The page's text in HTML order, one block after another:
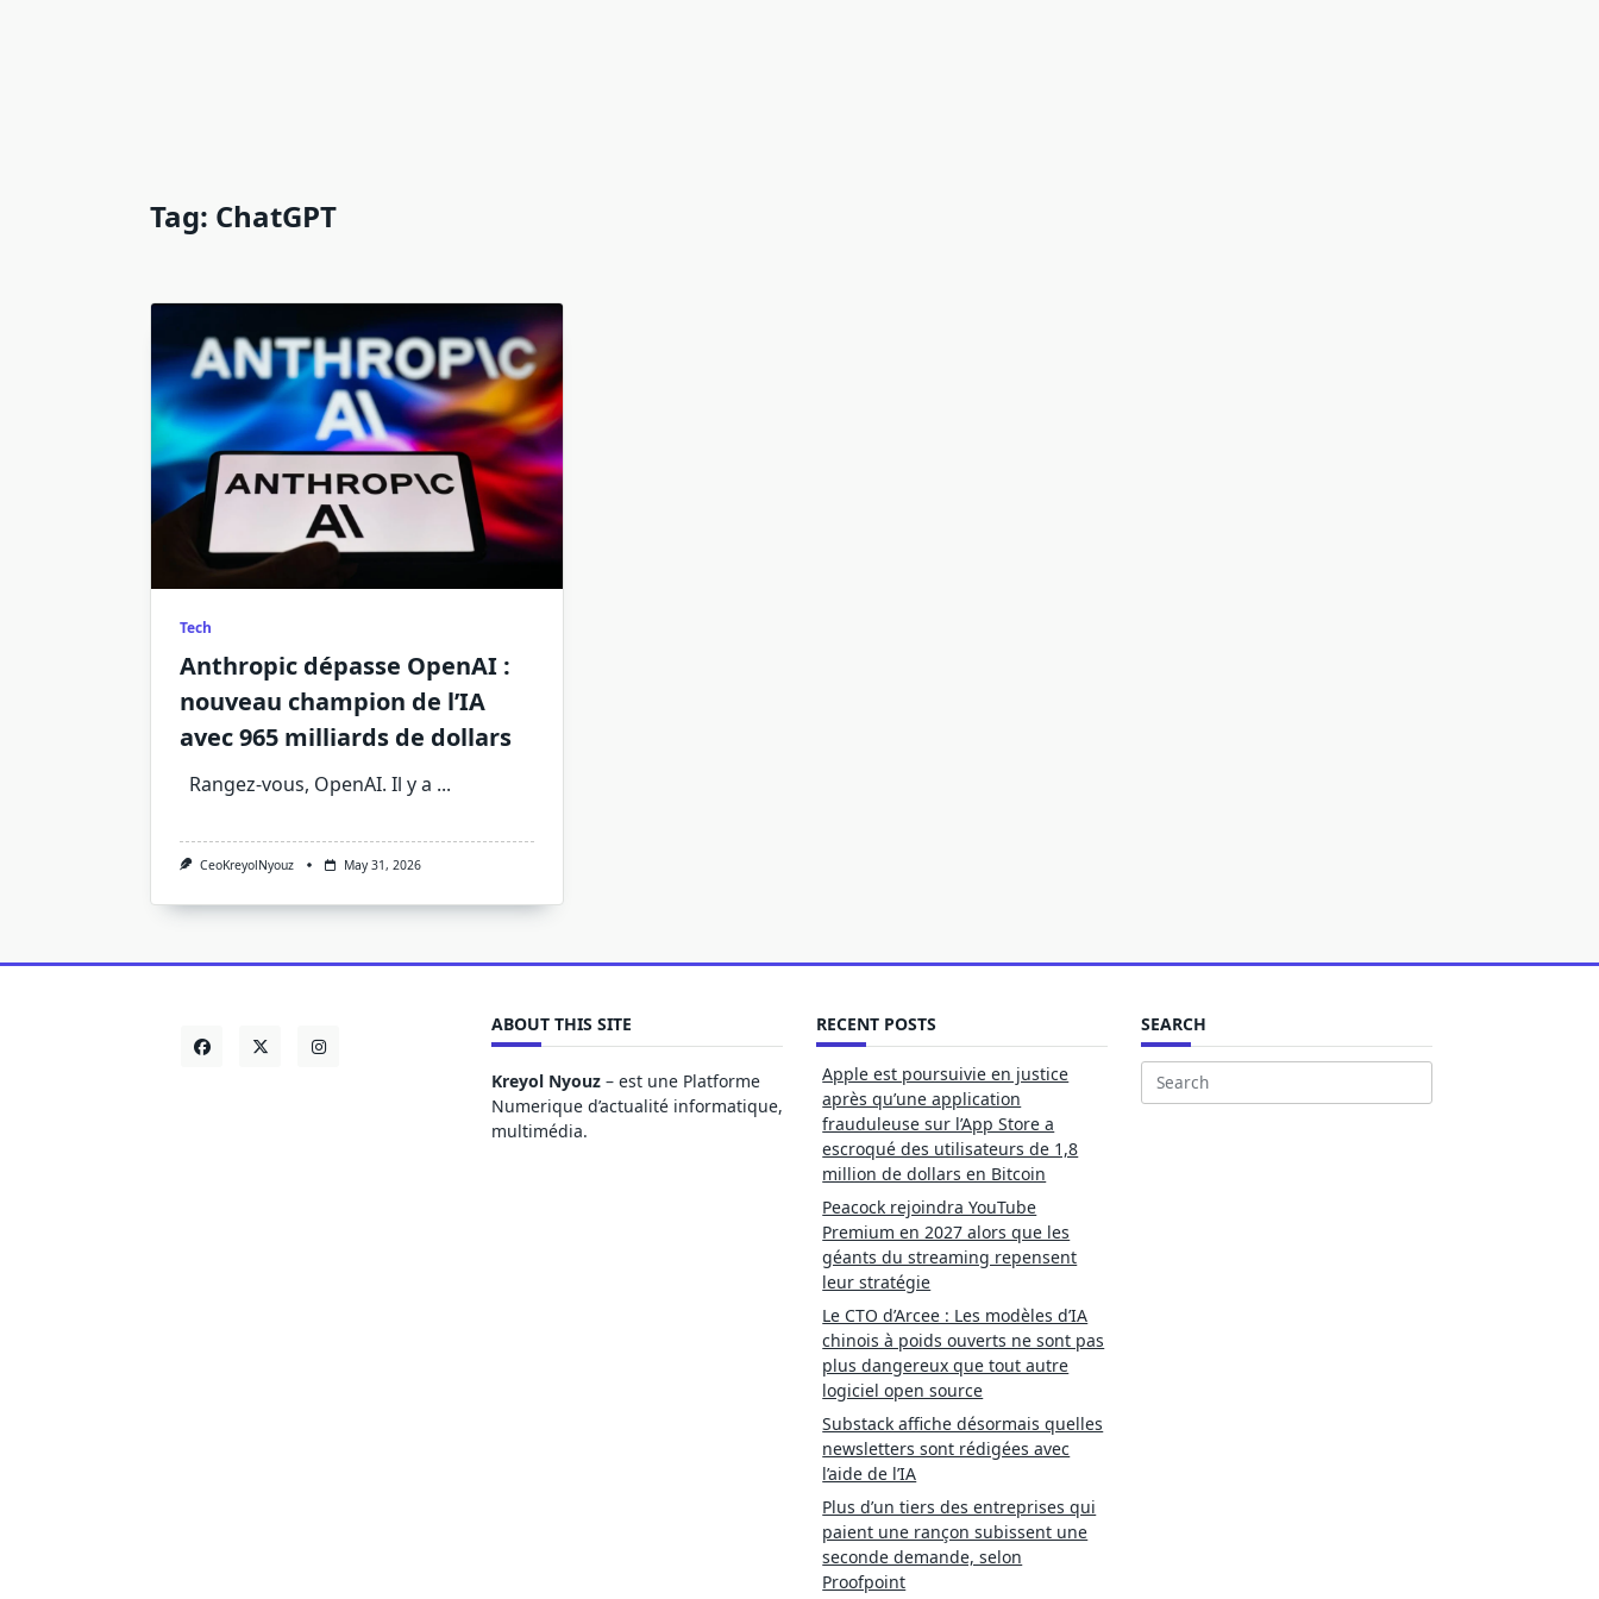
Tag: ChatGPT
Tech
Anthropic dépasse OpenAI :
nouveau champion de l’IA
avec 965 milliards de dollars
Rangez-vous, OpenAI. Il y a ...
CeoKreyolNyouz May 31, 2026
ABOUT THIS SITE
Kreyol Nyouz – est une Platforme
Numerique d’actualité informatique,
multimédia.
RECENT POSTS
Apple est poursuivie en justice
après qu’une application
frauduleuse sur l’App Store a
escroqué des utilisateurs de 1,8
million de dollars en Bitcoin
Peacock rejoindra YouTube
Premium en 2027 alors que les
géants du streaming repensent
leur stratégie
Le CTO d’Arcee : Les modèles d’IA
chinois à poids ouverts ne sont pas
plus dangereux que tout autre
logiciel open source
Substack affiche désormais quelles
newsletters sont rédigées avec
l’aide de l’IA
Plus d’un tiers des entreprises qui
paient une rançon subissent une
seconde demande, selon
Proofpoint
SEARCH
Search